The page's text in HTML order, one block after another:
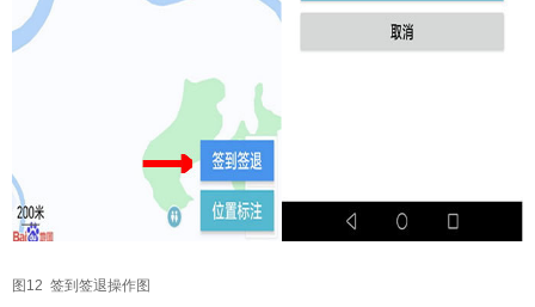
图12 签到签退操作图